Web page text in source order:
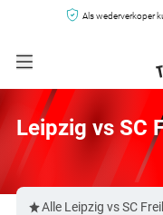
Als wederverkoper
Leipzig vs SC
Alle Leipzig vs SC